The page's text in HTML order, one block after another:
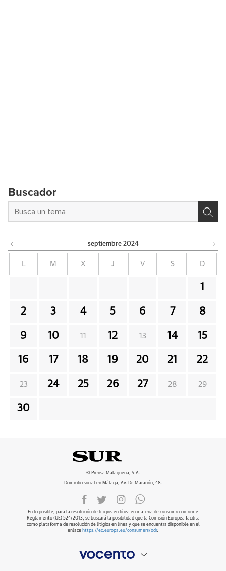
Buscador
septiembre 2024
M X J V S D
1
2 3 4 5 6 7 8
9 10 11 12 13 14 15
16 17 18 19 20 21 22
23 24 25 26 27 28 29
30
© Prensa Malagueña, S.A.
Domicilio social en Málaga, Av. Dr. Marañón, 48.
En lo posible, para la resolución de litigios en línea en materia de consumo conforme
Reglamento (UE) 524/2013, se buscará la posibilidad que la Comisión Europea facilita
como plataforma de resolución de litigios en línea y que se encuentra disponible en el
enlace https://ec.europa.eu/consumers/odr.